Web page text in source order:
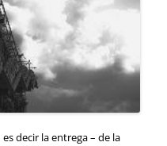
decir la entrega – de la